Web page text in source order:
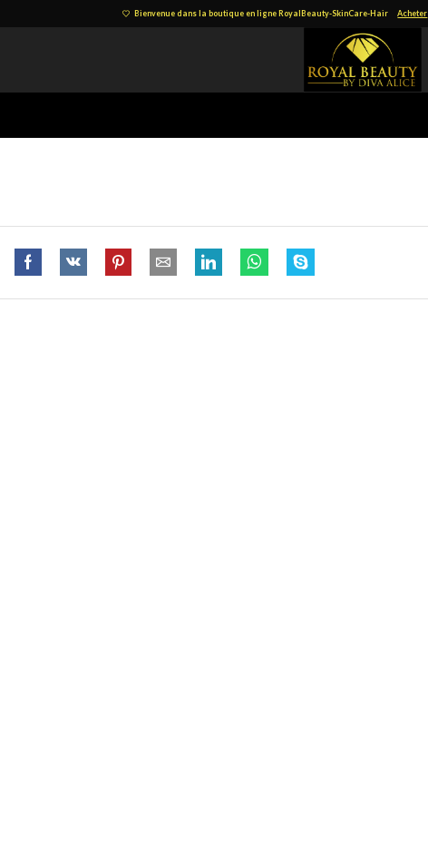
Bienvenue dans la boutique en ligne RoyalBeauty-SkinCare-Hair Acheter